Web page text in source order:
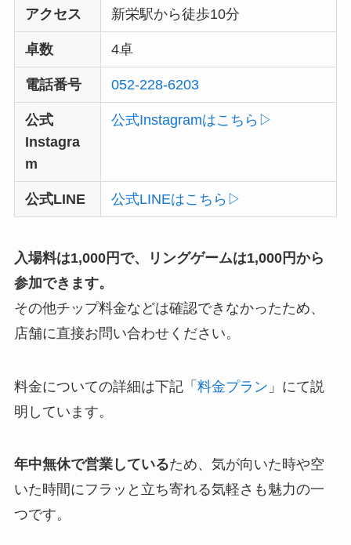
アクセス 新栄駅から徒歩10分
卓数 4卓
電話番号 052-228-6203
公式
Instagra
m
公式Instagramはこちら▷
公式LINE 公式LINEはこちら▷
入場料は1,000円で、リングゲームは1,000円から
参加できます。
その他チップ料金などは確認できなかったため、
店舗に直接お問い合わせください。
料金についての詳細は下記「 料金プラン 」にて説
明しています。
年中無休で営業しているため、気が向いた時や空
いた時間にフラッと立ち寄れる気軽さも魅力の一
つです。